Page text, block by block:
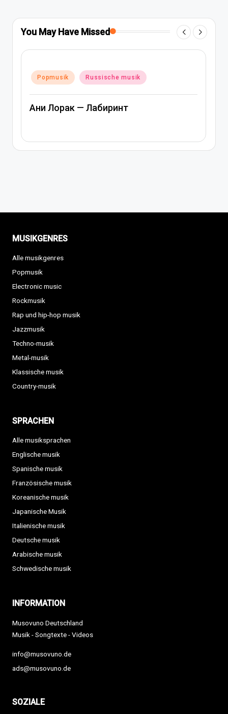
You May Have Missed
in
Popmusik Rap und hip-hop musik
Russische musik
Артем Качер Ани Лорак – Материк
MUSIKGENRES
Alle musikgenres
Popmusik
Electronic music
Rockmusik
Rap und hip-hop musik
Jazzmusik
Techno-musik
Metal-musik
Klassische musik
Country-musik
SPRACHEN
Alle musiksprachen
Englische musik
Spanische musik
Französische musik
Koreanische musik
Japanische Musik
Italienische musik
Deutsche musik
Arabische musik
Schwedische musik
INFORMATION
Musovuno Deutschland
Musik - Songtexte - Videos
info@musovuno.de
ads@musovuno.de
SOZIALE